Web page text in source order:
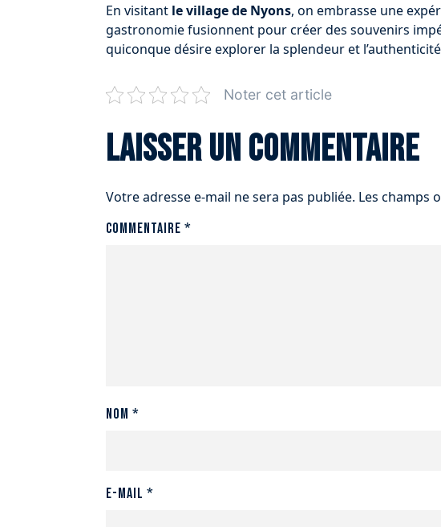
En visitant le village de Nyons, on embrasse une
gastronomie fusionnent pour créer des souvenirs
quiconque désire explorer la splendeur et
Noter cet article
Laisser un commentaire
Votre adresse e-mail ne sera pas publiée. Les champs
Commentaire *
Nom *
E-mail *